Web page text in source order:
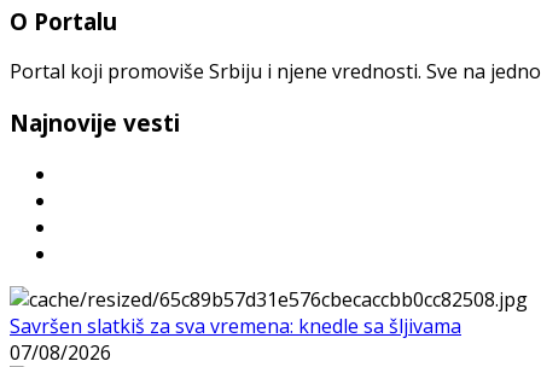
O Portalu
Portal koji promoviše Srbiju i njene vrednosti. Sve na
Najnovije vesti
Savršen slatkiš za sva vremena: knedle sa šljivama
07/08/2026